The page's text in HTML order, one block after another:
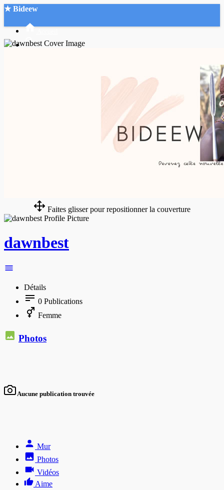
★ Bideew
Faites glisser pour repositionner la couverture
dawnbest
Détails
0 Publications
Femme
Photos
Aucune publication trouvée
Mur
Photos
Vidéos
Aime